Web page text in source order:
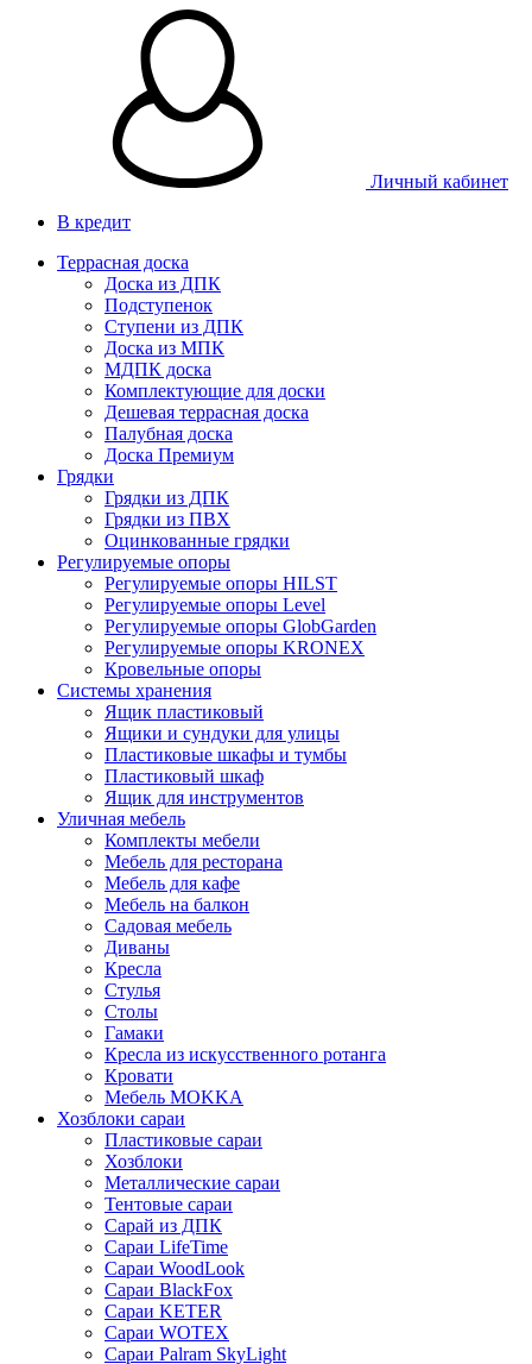
Личный кабинет
В кредит
Террасная доска
Доска из ДПК
Подступенок
Ступени из ДПК
Доска из МПК
МДПК доска
Комплектующие для доски
Дешевая террасная доска
Палубная доска
Доска Премиум
Грядки
Грядки из ДПК
Грядки из ПВХ
Оцинкованные грядки
Регулируемые опоры
Регулируемые опоры HILST
Регулируемые опоры Level
Регулируемые опоры GlobGarden
Регулируемые опоры KRONEX
Кровельные опоры
Системы хранения
Ящик пластиковый
Ящики и сундуки для улицы
Пластиковые шкафы и тумбы
Пластиковый шкаф
Ящик для инструментов
Уличная мебель
Комплекты мебели
Мебель для ресторана
Мебель для кафе
Мебель на балкон
Садовая мебель
Диваны
Кресла
Стулья
Столы
Гамаки
Кресла из искусственного ротанга
Кровати
Мебель MOKKA
Хозблоки сараи
Пластиковые сараи
Хозблоки
Металлические сараи
Тентовые сараи
Сарай из ДПК
Cараи LifeTime
Cараи WoodLook
Сараи BlackFox
Сараи KETER
Сараи WOTEX
Сараи Palram SkyLight